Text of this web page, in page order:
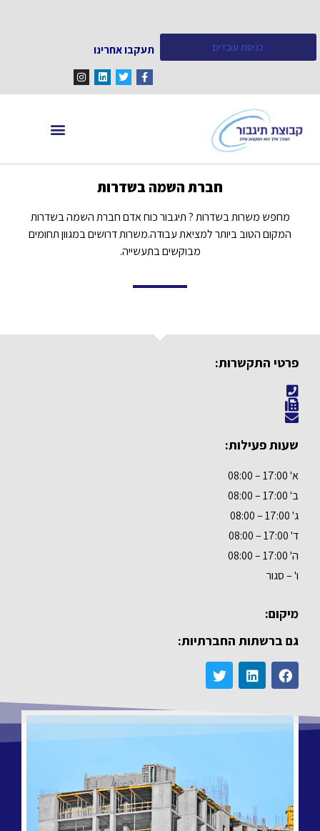
כניסת עובדים תעקבו אחרינו
חברת השמה בשדרות
מחפש משרות בשדרות ? תיגבור כוח אדם חברת השמה בשדרות
המקום הטוב ביותר למציאת עבודה.משרות דרושים במגוון תחומים
מבוקשים בתעשייה.
פרטי התקשרות:
שעות פעילות:
א' 17:00 – 08:00
ב' 17:00 – 08:00
ג' 17:00 – 08:00
ד' 17:00 – 08:00
ה' 17:00 – 08:00
ו' – סגור
מיקום:
גם ברשתות החברתיות: